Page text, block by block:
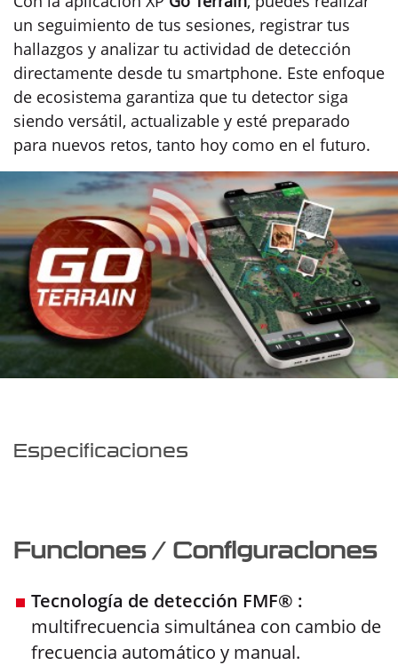
un seguimiento de tus sesiones, registrar tus
hallazgos y analizar tu actividad de detección
directamente desde tu smartphone. Este enfoque
de ecosistema garantiza que tu detector siga
siendo versátil, actualizable y esté preparado
para nuevos retos, tanto hoy como en el futuro.
Especificaciones
Funciones / Configuraciones
Tecnología de detección FMF® :
multifrecuencia simultánea con cambio de
frecuencia automático y manual.